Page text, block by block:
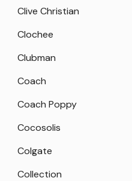
Clive Christian
Clochee
Clubman
Coach
Coach Poppy
Cocosolis
Colgate
Collection